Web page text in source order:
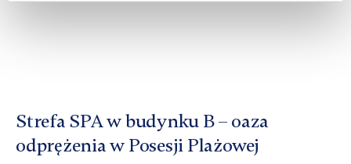
Strefa SPA w budynku B – oaza
odprężenia w Posesji Plażowej